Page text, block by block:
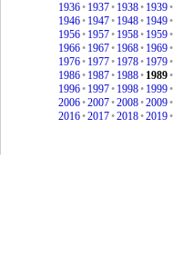
1936• 1937• 1938• 1939•
1946• 1947• 1948• 1949•
1956• 1957• 1958• 1959•
1966• 1967• 1968• 1969•
1976• 1977• 1978• 1979•
1986• 1987• 1988• 1989•
1996• 1997• 1998• 1999•
2006•2007•2008•2009•
2016•2017•2018•2019•